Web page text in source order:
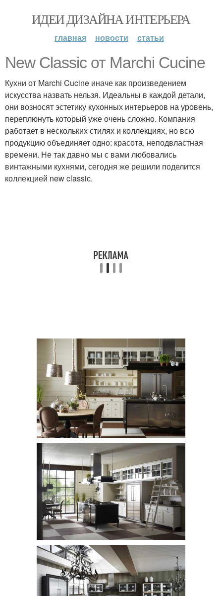
ИДЕИ ДИЗАЙНА ИНТЕРЬЕРА
главная новости статьи
New Classic от Marchi Cucine
Кухни от Marchi Cucine иначе как произведением
искусства назвать нельзя. Идеальны в каждой детали,
они возносят эстетику кухонных интерьеров на уровень,
переплюнуть который уже очень сложно. Компания
работает в нескольких стилях и коллекциях, но всю
продукцию объединяет одно: красота, неподвластная
времени. Не так давно мы с вами любовались
винтажными кухнями, сегодня же решили поделится
коллекцией new classic.